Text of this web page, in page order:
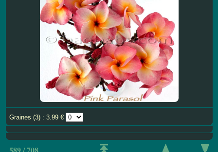
Graines (3) : 3.99 €
589 / 708